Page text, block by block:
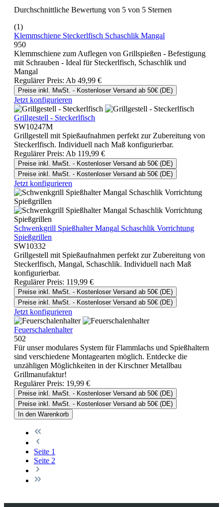
Durchschnittliche Bewertung von 5 von 5 Sternen
(1)
Klemmschiene Steckerlfisch Schaschlik Mangal
950
Klemmschiene zum Auflegen von Grillspießen - Befestigung
mit Schrauben - Ideal für Steckerlfisch, Schaschlik und
Mangal
Regulärer Preis: Ab 49,99 €
Preise inkl. MwSt. - Kostenloser Versand ab 50€ (DE)
Jetzt konfigurieren
Grillgestell - Steckerlfisch
SW10247M
Grillgestell mit Spießaufnahmen perfekt zur Zubereitung von
Steckerlfisch. Individuell nach Maß konfigurierbar.
Regulärer Preis: Ab 119,99 €
Preise inkl. MwSt. - Kostenloser Versand ab 50€ (DE)
Preise inkl. MwSt. - Kostenloser Versand ab 50€ (DE)
Jetzt konfigurieren
Schwenkgrill Spießhalter Mangal Schaschlik Vorrichtung
Spießgrillen
SW10332
Grillgestell mit Spießaufnahmen perfekt zur Zubereitung von
Steckerlfisch, Mangal, Schaschlik. Individuell nach Maß
konfigurierbar.
Regulärer Preis: 119,99 €
Preise inkl. MwSt. - Kostenloser Versand ab 50€ (DE)
Preise inkl. MwSt. - Kostenloser Versand ab 50€ (DE)
Jetzt konfigurieren
Feuerschalenhalter
502
Für unser modulares System für Flammlachs und Spießhaltern
sind verschiedene Montagearten möglich. Entdecke die
unzähligen Möglichkeiten in der Kirschner Metallbau
Grillmanufaktur!
Regulärer Preis: 19,99 €
Preise inkl. MwSt. - Kostenloser Versand ab 50€ (DE)
Preise inkl. MwSt. - Kostenloser Versand ab 50€ (DE)
In den Warenkorb
Seite 1
Seite 2